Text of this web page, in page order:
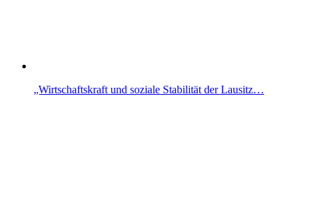
„Wirtschaftskraft und soziale Stabilität der Lausitz…